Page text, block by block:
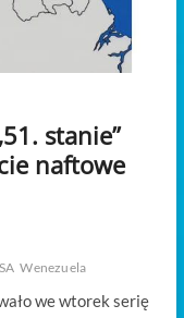
stanie”
naftowe
Wenezuela
we wtorek serię